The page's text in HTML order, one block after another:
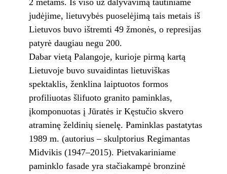
2 metams. Iš viso už dalyvavimą tautiniame
judėjime, lietuvybės puoselėjimą tais metais iš
Lietuvos buvo ištremti 49 žmonės, o represijas
patyrė daugiau negu 200.
Dabar vietą Palangoje, kurioje pirmą kartą
Lietuvoje buvo suvaidintas lietuviškas
spektaklis, ženklina laiptuotos formos
profiliuotas šlifuoto granito paminklas,
įkomponuotas į Jūratės ir Kęstučio skvero
atraminę želdinių sienelę. Paminklas pastatytas
1989 m. (autorius – skulptorius Regimantas
Midvikis (1947–2015). Pietvakariniame
paminklo fasade yra stačiakampė bronzinė